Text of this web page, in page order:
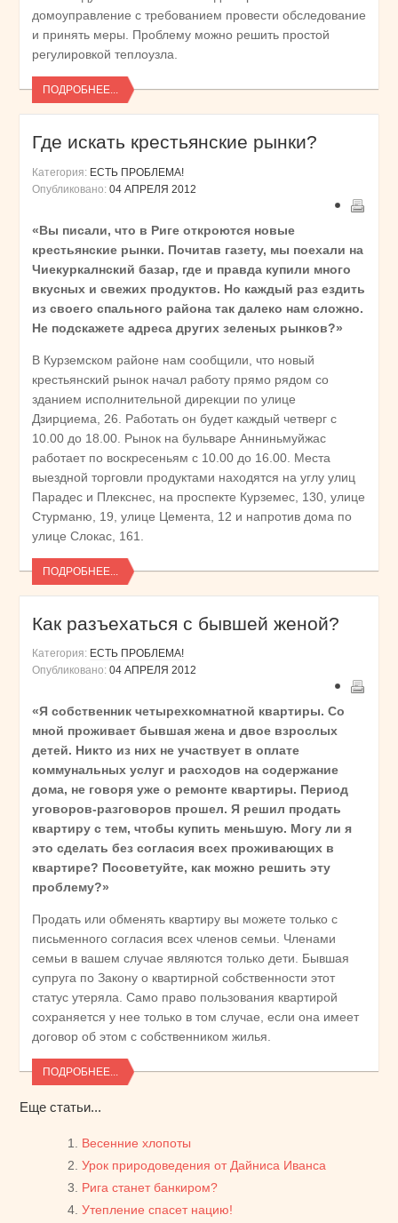
домоуправление с требованием провести обследование
и принять меры. Проблему можно решить простой
регулировкой теплоузла.
ПОДРОБНЕЕ...
Где искать крестьянские рынки?
Категория: ЕСТЬ ПРОБЛЕМА!
Опубликовано: 04 АПРЕЛЯ 2012
«Вы писали, что в Риге откроются новые
крестьянские рынки. Почитав газету, мы поехали на
Чиекуркалнский базар, где и правда купили много
вкусных и свежих продуктов. Но каждый раз ездить
из своего спального района так далеко нам сложно.
Не подскажете адреса других зеленых рынков?»
В Курземском районе нам сообщили, что новый
крестьянский рынок начал работу прямо рядом со
зданием исполнительной дирекции по улице
Дзирциема, 26. Работать он будет каждый четверг с
10.00 до 18.00. Рынок на бульваре Анниньмуйжас
работает по воскресеньям с 10.00 до 16.00. Места
выездной торговли продуктами находятся на углу улиц
Парадес и Плекснес, на проспекте Курземес, 130, улице
Стурманю, 19, улице Цемента, 12 и напротив дома по
улице Слокас, 161.
ПОДРОБНЕЕ...
Как разъехаться с бывшей женой?
Категория: ЕСТЬ ПРОБЛЕМА!
Опубликовано: 04 АПРЕЛЯ 2012
«Я собственник четырехкомнатной квартиры. Со
мной проживает бывшая жена и двое взрослых
детей. Никто из них не участвует в оплате
коммунальных услуг и расходов на содержание
дома, не говоря уже о ремонте квартиры. Период
уговоров-разговоров прошел. Я решил продать
квартиру с тем, чтобы купить меньшую. Могу ли я
это сделать без согласия всех проживающих в
квартире? Посоветуйте, как можно решить эту
проблему?»
Продать или обменять квартиру вы можете только с
письменного согласия всех членов семьи. Членами
семьи в вашем случае являются только дети. Бывшая
супруга по Закону о квартирной собственности этот
статус утеряла. Само право пользования квартирой
сохраняется у нее только в том случае, если она имеет
договор об этом с собственником жилья.
ПОДРОБНЕЕ...
Еще статьи...
Весенние хлопоты
Урок природоведения от Дайниса Иванса
Рига станет банкиром?
Утепление спасет нацию!